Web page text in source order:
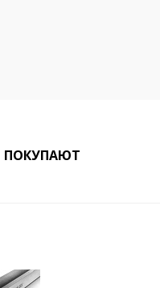
ПОКУПАЮТ